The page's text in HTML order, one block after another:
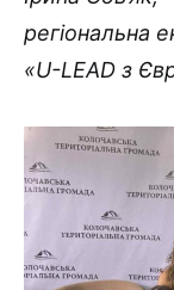
регіональна
«U-LEAD з